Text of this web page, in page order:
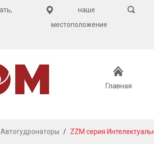
наше
местоположение
Главная
Автогудронаторы / ZZM серия